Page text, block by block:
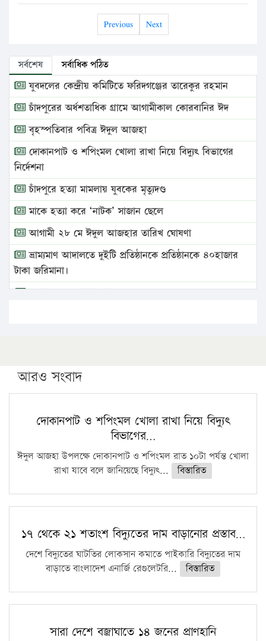
Previous Next
সর্বশেষ সর্বাধিক পঠিত
যুবদলের কেন্দ্রীয় কমিটিতে ফরিদগঞ্জের তারেকুর রহমান
চাঁদপুরের অর্ধশতাধিক গ্রামে আগামীকাল কোরবানির ঈদ
বৃহস্পতিবার পবিত্র ঈদুল আজহা
দোকানপাট ও শপিংমল খোলা রাখা নিয়ে বিদ্যুৎ বিভাগের
নির্দেশনা
চাঁদপুরে হত্যা মামলায় যুবকের মৃত্যুদণ্ড
মাকে হত্যা করে ‘নাটক’ সাজান ছেলে
আগামী ২৮ মে ঈদুল আজহার তারিখ ঘোষণা
ভ্রাম্যমাণ আদালতে দুইটি প্রতিষ্ঠানকে প্রতিষ্ঠানকে ৪০হাজার
টাকা জরিমানা।
এবার লঞ্চের ভাড়া বাড়ল
পিএইচডি করছেন কুয়েটের কৃতি…
সারা দেশে বজ্রাঘাতে ১৪ জনের প্রাণহানি
কঠোর হচ্ছে এসএসসি ও এইচএসসি পরীক্ষা
ফরিদগঞ্জে আগুনে পুড়লো ৬ ব্যবসা প্রতিষ্ঠান
আরও সংবাদ
দোকানপাট ও শপিংমল খোলা রাখা নিয়ে বিদ্যুৎ
বিভাগের…
ঈদুল আজহা উপলক্ষে দোকানপাট ও শপিংমল রাত ১০টা পর্যন্ত খোলা
রাখা যাবে বলে জানিয়েছে বিদ্যুৎ...
বিস্তারিত
১৭ থেকে ২১ শতাংশ বিদ্যুতের দাম বাড়ানোর প্রস্তাব…
দেশে বিদ্যুতের ঘাটতির লোকসান কমাতে পাইকারি বিদ্যুতের দাম
বাড়াতে বাংলাদেশ এনার্জি রেগুলেটরি...
বিস্তারিত
সারা দেশে বজ্রাঘাতে ১৪ জনের প্রাণহানি